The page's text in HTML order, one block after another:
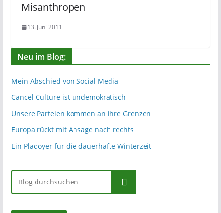
Misanthropen
13. Juni 2011
Neu im Blog:
Mein Abschied von Social Media
Cancel Culture ist undemokratisch
Unsere Parteien kommen an ihre Grenzen
Europa rückt mit Ansage nach rechts
Ein Plädoyer für die dauerhafte Winterzeit
Suchen